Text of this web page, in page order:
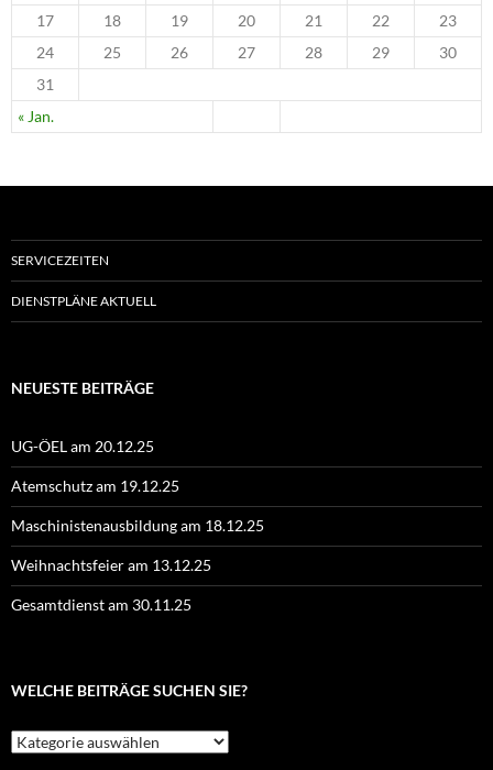
« Jan.
17
18 19 20 21 22
23
24
25 26 27 28 29
30
31
SERVICEZEITEN
DIENSTPLÄNE AKTUELL
NEUESTE BEITRÄGE
UG-ÖEL am 20.12.25
Atemschutz am 19.12.25
Maschinistenausbildung am 18.12.25
Weihnachtsfeier am 13.12.25
Gesamtdienst am 30.11.25
WELCHE BEITRÄGE SUCHEN SIE?
Welche
Beiträge